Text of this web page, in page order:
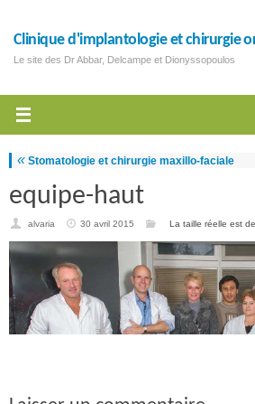
Clinique d'implantologie et chirurgie
Le site des Dr Abbar, Delcampe et Dionyssopoulos
« Stomatologie et chirurgie maxillo-faciale
equipe-haut
alvaria 30 avril 2015 La taille réelle est de